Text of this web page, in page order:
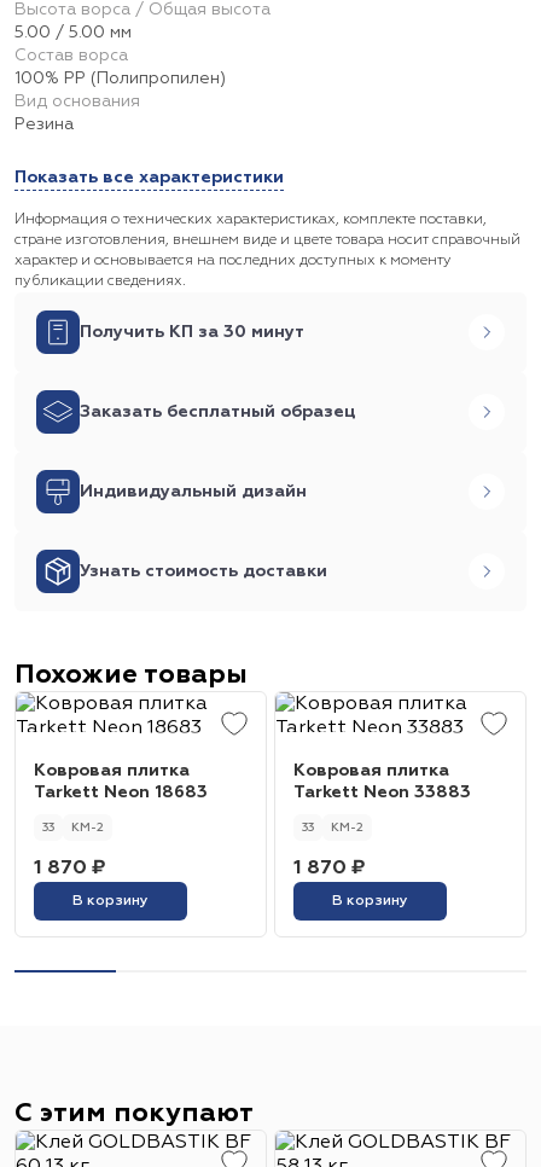
Высота ворса / Общая высота
5.00 / 5.00 мм
Состав ворса
100% PP (Полипропилен)
Вид основания
Резина
Показать все характеристики
Информация о технических характеристиках, комплекте поставки,
стране изготовления, внешнем виде и цвете товара носит справочный
характер и основывается на последних доступных к моменту
публикации сведениях.
Получить КП за 30 минут
Заказать бесплатный образец
Индивидуальный дизайн
Узнать стоимость доставки
Похожие товары
Ковровая плитка
Tarkett Neon 18683
33 КМ-2
1 870 ₽
В корзину
Ковровая плитка
Tarkett Neon 33883
33 КМ-2
1 870 ₽
В корзину
С этим покупают